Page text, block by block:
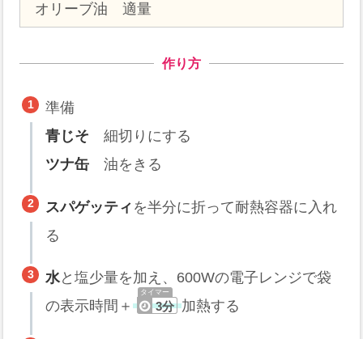
オリーブ油 適量
作り方
準備
青じそ 細切りにする
ツナ缶 油をきる
スパゲッティ を半分に折って耐熱容器に入れ
る
水と塩少量を加え、600Wの電子レンジで袋
の表示時間＋
3分 加熱する